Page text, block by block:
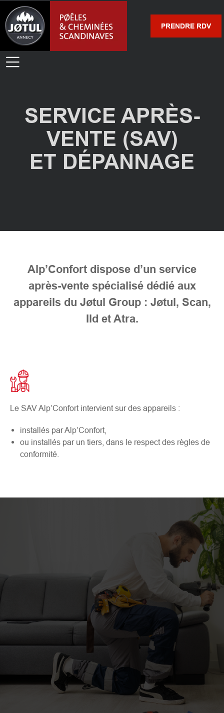
PRENDRE RDV
SERVICE APRÈS-
VENTE (SAV)
ET DÉPANNAGE
Alp’Confort dispose d’un service
après-vente spécialisé dédié aux
appareils du Jøtul Group : Jøtul, Scan,
Ild et Atra.
Le SAV Alp’Confort intervient sur des appareils :
installés par Alp’Confort,
ou installés par un tiers, dans le respect des règles de
conformité.